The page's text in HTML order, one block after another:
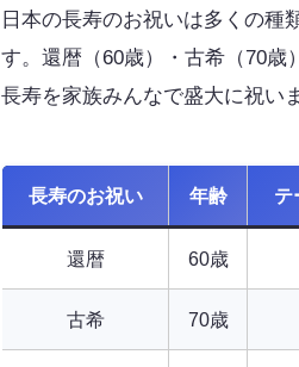
日本の長寿のお祝いは多くの種
す。還暦（60歳）・古希（70歳
長寿を家族みんなで盛大に祝い
長寿のお祝い 年齢 テ
還暦 60歳
古希 70歳